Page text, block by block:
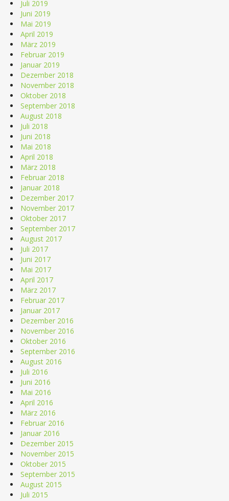
Juli 2019
Juni 2019
Mai 2019
April 2019
März 2019
Februar 2019
Januar 2019
Dezember 2018
November 2018
Oktober 2018
September 2018
August 2018
Juli 2018
Juni 2018
Mai 2018
April 2018
März 2018
Februar 2018
Januar 2018
Dezember 2017
November 2017
Oktober 2017
September 2017
August 2017
Juli 2017
Juni 2017
Mai 2017
April 2017
März 2017
Februar 2017
Januar 2017
Dezember 2016
November 2016
Oktober 2016
September 2016
August 2016
Juli 2016
Juni 2016
Mai 2016
April 2016
März 2016
Februar 2016
Januar 2016
Dezember 2015
November 2015
Oktober 2015
September 2015
August 2015
Juli 2015